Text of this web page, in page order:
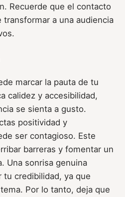
Recuerde que el contacto
a una audiencia
marcar la pauta de tu
calidez y accesibilidad,
se sienta a gusto.
positividad y
ser contagioso. Este
barreras y fomentar un
Una sonrisa genuina
tu credibilidad, ya que
Por lo tanto, deja que